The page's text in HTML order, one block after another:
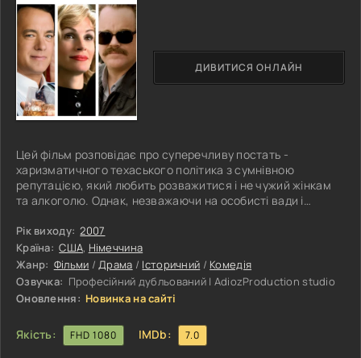
Цей фільм розповідає про суперечливу постать -
харизматичного техаського політика з сумнівною
репутацією, який любить розважитися і не чужий жінкам
та алкоголю. Однак, незважаючи на особисті вади і
свої політичні позиції, але і опиняється в епіцентрі
знакового моменту холодної війни. Його зусилля з
підтримки афганських моджахедів у їхній боротьбі проти
радянської окупації виливаються в одну з найамбітніших і
неоднозначних операцій ЦРУ,
Рік виходу: 2007
Країна: США, Німеччина
Жанр: Фільми /Драма / Історичний / Комедія
Озвучка: Професійний дубльований | AdiozProduction studio
Оновлення: Новинка на сайті
Якість: FHD 1080 IMDb: 7.0
ДИВИТИСЯ ОНЛАЙН